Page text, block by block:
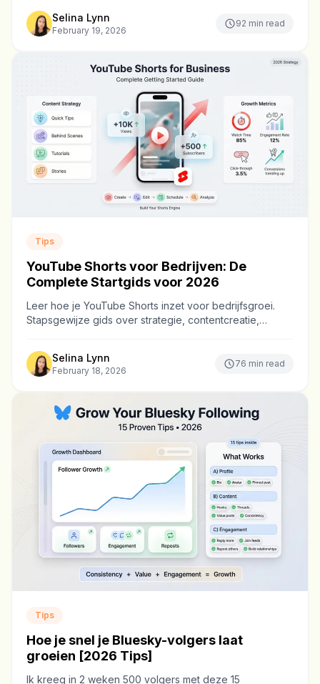
Selina Lynn
February 19, 2026
92 min read
Tips
YouTube Shorts voor Bedrijven: De
Complete Startgids voor 2026
Leer hoe je YouTube Shorts inzet voor bedrijfsgroei.
Stapsgewijze gids over strategie, contentcreatie,
Selina Lynn
February 18, 2026
76 min read
Tips
Hoe je snel je Bluesky-volgers laat
groeien [2026 Tips]
Ik kreeg in 2 weken 500 volgers met deze 15